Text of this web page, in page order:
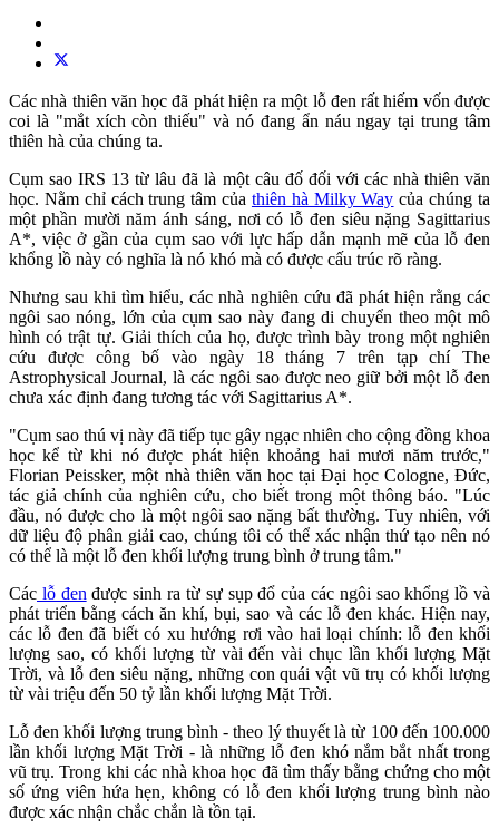
Các nhà thiên văn học đã phát hiện ra một lỗ đen rất hiếm vốn được
coi là "mắt xích còn thiếu" và nó đang ẩn náu ngay tại trung tâm
thiên hà của chúng ta.
Cụm sao IRS 13 từ lâu đã là một câu đố đối với các nhà thiên văn
học. Nằm chỉ cách trung tâm của thiên hà Milky Way của chúng ta
một phần mười năm ánh sáng, nơi có lỗ đen siêu nặng Sagittarius
A*, việc ở gần của cụm sao với lực hấp dẫn mạnh mẽ của lỗ đen
khổng lồ này có nghĩa là nó khó mà có được cấu trúc rõ ràng.
Nhưng sau khi tìm hiểu, các nhà nghiên cứu đã phát hiện rằng các
ngôi sao nóng, lớn của cụm sao này đang di chuyển theo một mô
hình có trật tự. Giải thích của họ, được trình bày trong một nghiên
cứu được công bố vào ngày 18 tháng 7 trên tạp chí The
Astrophysical Journal, là các ngôi sao được neo giữ bởi một lỗ đen
chưa xác định đang tương tác với Sagittarius A*.
"Cụm sao thú vị này đã tiếp tục gây ngạc nhiên cho cộng đồng khoa
học kể từ khi nó được phát hiện khoảng hai mươi năm trước,"
Florian Peissker, một nhà thiên văn học tại Đại học Cologne, Đức,
tác giả chính của nghiên cứu, cho biết trong một thông báo. "Lúc
đầu, nó được cho là một ngôi sao nặng bất thường. Tuy nhiên, với
dữ liệu độ phân giải cao, chúng tôi có thể xác nhận thứ tạo nên nó
có thể là một lỗ đen khối lượng trung bình ở trung tâm."
Các lỗ đen được sinh ra từ sự sụp đổ của các ngôi sao khổng lồ và
phát triển bằng cách ăn khí, bụi, sao và các lỗ đen khác. Hiện nay,
các lỗ đen đã biết có xu hướng rơi vào hai loại chính: lỗ đen khối
lượng sao, có khối lượng từ vài đến vài chục lần khối lượng Mặt
Trời, và lỗ đen siêu nặng, những con quái vật vũ trụ có khối lượng
từ vài triệu đến 50 tỷ lần khối lượng Mặt Trời.
Lỗ đen khối lượng trung bình - theo lý thuyết là từ 100 đến 100.000
lần khối lượng Mặt Trời - là những lỗ đen khó nắm bắt nhất trong
vũ trụ. Trong khi các nhà khoa học đã tìm thấy bằng chứng cho một
số ứng viên hứa hẹn, không có lỗ đen khối lượng trung bình nào
được xác nhận chắc chắn là tồn tại.